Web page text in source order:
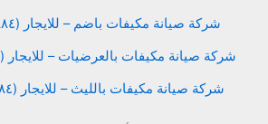
شركة صيانة مكيفات باضم – للايجار (٠٠٢٠١٥١٥٨٠٧٨٨٤)
شركة صيانة مكيفات بالعرضيات – للايجار (٠٠٢٠١٥١٥٨٠٧٨٨٤)
شركة صيانة مكيفات بالليث – للايجار (٠٠٢٠١٥١٥٨٠٧٨٨٤)